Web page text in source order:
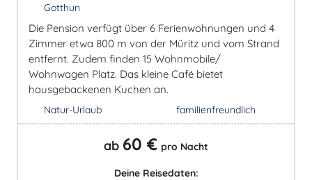
Gotthun
Die Pension verfügt über 6 Ferienwohnungen und 4
Zimmer etwa 800 m von der Müritz und vom Strand
entfernt. Zudem finden 15 Wohnmobile/
Wohnwagen Platz. Das kleine Café bietet
hausgebackenen Kuchen an.
Natur-Urlaub familienfreundlich
ab 60 € pro Nacht
Deine Reisedaten: